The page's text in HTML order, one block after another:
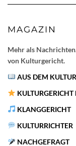
MAGAZIN
Mehr als
von Kulturgericht.
AUS DEM
KULTURGERICHT
KLANGGERICHT
KULTURRICHTER
NACHGEFRAGT